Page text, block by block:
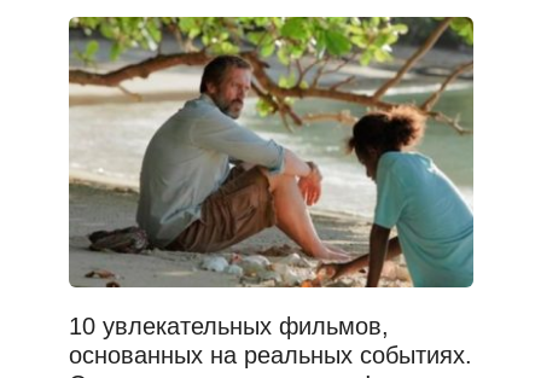
10 увлекательных фильмов,
основанных на реальных событиях.